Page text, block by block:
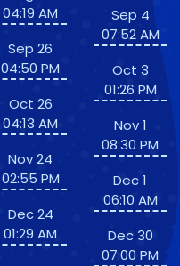
04:19 AM
Sep 26
04:50 PM
Oct 26
04:13 AM
Nov 24
02:55 PM
Dec 24
01:29 AM
Sep 4
07:52 AM
Oct 3
01:26 PM
Nov 1
08:30 PM
Dec 1
06:10 AM
Dec 30
07:00 PM